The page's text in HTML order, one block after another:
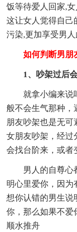
饭等待爱人回家,
这让女人觉得自己
污染,更加享受男人
如何判断男朋
1、吵架过后
就拿小编来说
般不会生气那种，
朋友吵架也是无可
女朋友吵架，经过
会找台阶来，或者
男人的自尊心
明心里爱你，因为
想你认错的男生说
你，那么如果不爱
顺水推舟